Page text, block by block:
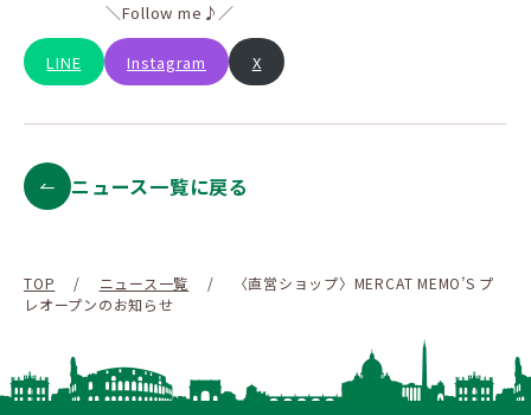
＼Follow me♪／
LINE Instagram X
ニュース一覧に戻る
TOP / ニュース一覧 /
〈直営ショップ〉MERCAT MEMO’S プ
レオープンのお知らせ